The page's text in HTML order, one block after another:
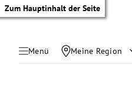
Zum Hauptinhalt der Seite
Menü Meine Region